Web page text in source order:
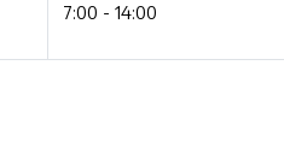
7:00 - 14:00